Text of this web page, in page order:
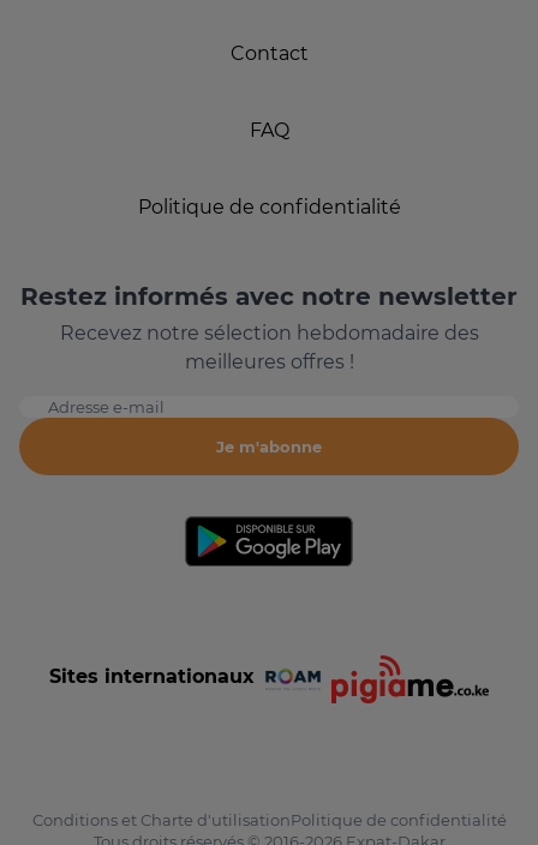
Contact
FAQ
Politique de confidentialité
Restez informés avec notre newsletter
Recevez notre sélection hebdomadaire des
meilleures offres !
Adresse e-mail
Je m'abonne
Sites internationaux
Conditions et Charte d'utilisationPolitique de confidentialité